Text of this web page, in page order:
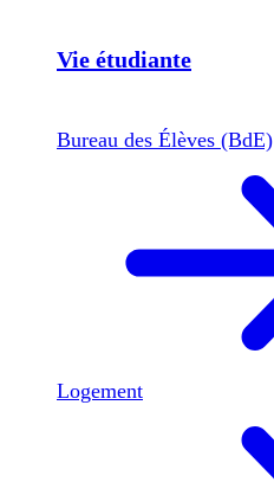
Vie étudiante
Bureau des Élèves (BdE)
Logement